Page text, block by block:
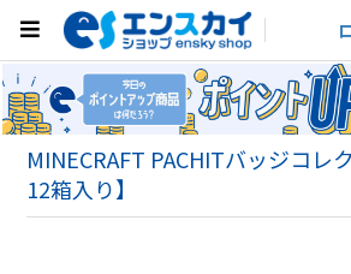
MINECRAFT PACHITバッジコレ
12箱入り】